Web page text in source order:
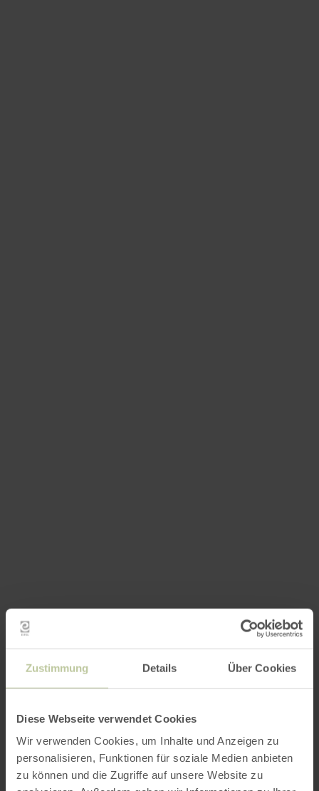
Zustimmung Details Über Cookies
Diese Webseite verwendet Cookies
Wir verwenden Cookies, um Inhalte und Anzeigen zu
personalisieren, Funktionen für soziale Medien anbieten
zu können und die Zugriffe auf unsere Website zu